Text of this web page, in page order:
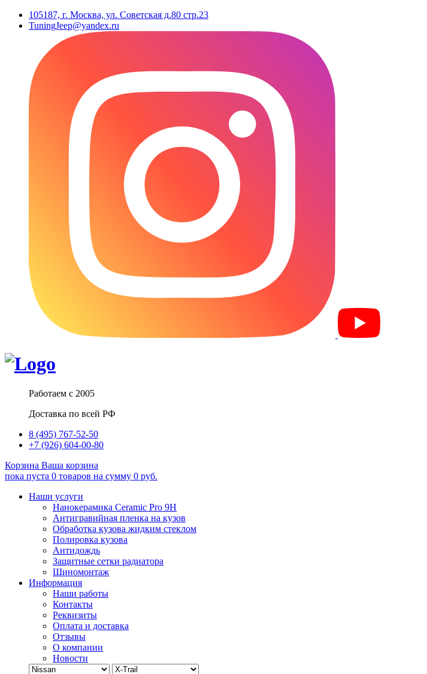
105187, г. Москва, ул. Советская д.80 стр.23
TuningJeep@yandex.ru
Работаем с 2005
Доставка по всей РФ
8 (495) 767-52-50
+7 (926) 604-00-80
Корзина Ваша корзина
пока пуста 0 товаров на сумму 0 руб.
Наши услуги
Нанокерамика Ceramic Pro 9H
Антигравийная пленка на кузов
Обработка кузова жидким стеклом
Полировка кузова
Антидождь
Защитные сетки радиатора
Шиномонтаж
Информация
Наши работы
Контакты
Реквизиты
Оплата и доставка
Отзывы
О компании
Новости